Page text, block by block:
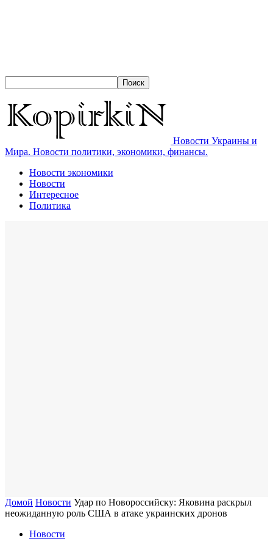
Новости Украины и
Мира. Новости политики, экономики, финансы.
Новости экономики
Новости
Интересное
Политика
Домой Новости Удар по Новороссийску: Яковина раскрыл
неожиданную роль США в атаке украинских дронов
Новости